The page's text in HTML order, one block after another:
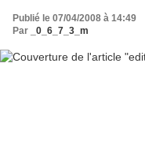
Publié le 07/04/2008 à 14:49
Par
_0_6_7_3_m